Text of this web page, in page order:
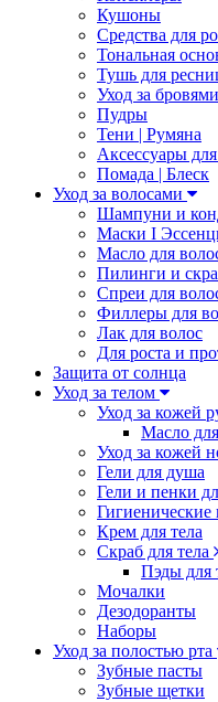
Кушоны
Средства для
Тональная
Тушь для
Уход за бровями
Пудры
Тени | Румяна
Аксессуары
Помада | Блеск
Уход за волосами
Шампуни и
Маски I
Масло для
Пилинги и
Спреи для
Филлеры для
Лак для волос
Для роста и
Защита от солнца
Уход за телом
Уход за кожей
Масло
Уход за кожей
Гели для душа
Гели и пенки
Гигиенические
Крем для тела
Скраб для тела
Пэды для
Мочалки
Дезодоранты
Наборы
Уход за полостью рта
Зубные пасты
Зубные щетки